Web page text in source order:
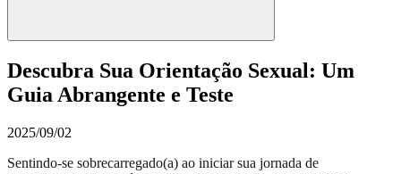
Descubra Sua Orientação Sexual: Um
Guia Abrangente e Teste
2025/09/02
Sentindo-se sobrecarregado(a) ao iniciar sua jornada de